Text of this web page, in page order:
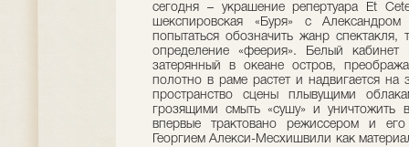
сегодня – украшение репертуара Et
шекспировская «Буря» с
попытаться обозначить жанр
определение «феерия». Белый
затерянный в океане остров,
полотно в раме растет и надвигается на
пространство сцены плывущими
грозящими смыть «сушу» и
впервые трактовано режиссером и
Георгием Алекси-Месхишвили как